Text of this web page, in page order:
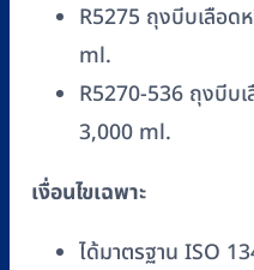
R5275 ถุงบีบเลือด
ml.
R5270-536 ถุงบีบเ
3,000 ml.
เงื่อนไขเฉพาะ
ได้มาตรฐาน ISO